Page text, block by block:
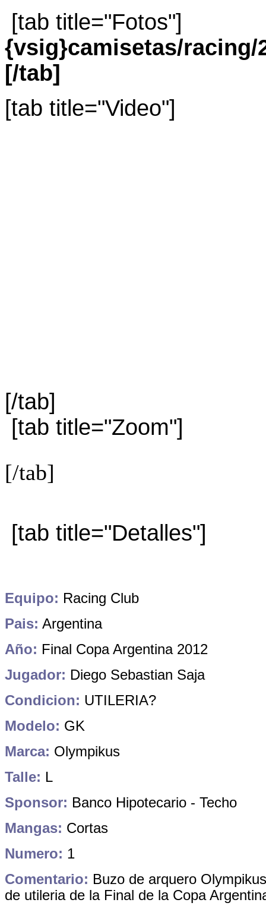
[tab title="Fotos"]
{vsig}camisetas/racing/
[/tab]
[tab title="Video"]
[/tab]
[tab title="Zoom"]
[/tab]
[tab title="Detalles"]
Equipo: Racing Club
Pais: Argentina
Año: Final Copa Argentina 2012
Jugador: Diego Sebastian Saja
Condicion: UTILERIA?
Modelo: GK
Marca: Olympikus
Talle: L
Sponsor: Banco Hipotecario - Techo
Mangas: Cortas
Numero: 1
Comentario: Buzo de arquero
de utileria de la Final de la Copa